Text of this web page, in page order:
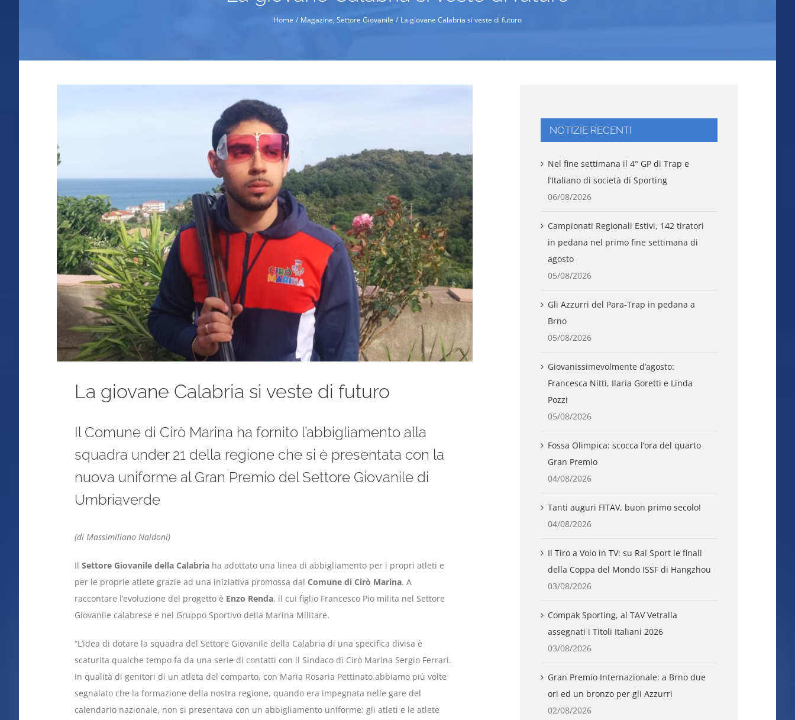
Home Magazine Settore Giovanile La giovane Calabria si veste di futuro
La giovane Calabria si veste di futuro
Il Comune di Cirò Marina ha fornito l’abbigliamento alla
squadra under 21 della regione che si è presentata con la
nuova uniforme al Gran Premio del Settore Giovanile di
Umbriaverde
(di Massimiliano Naldoni)
Il Settore Giovanile della Calabriaha adottato una linea di abbigliamento per i propri atleti e
per le proprie atlete grazie ad una iniziativa promossa dal Comune di Cirò Marina. A
raccontare l’evoluzione del progetto è Enzo Renda, il cui figlio Francesco Pio milita nel Settore
Giovanile calabrese e nel Gruppo Sportivo della Marina Militare.
“L’idea di dotare la squadra del Settore Giovanile della Calabria di una specifica divisa è
scaturita qualche tempo fa da una serie di contatti con il Sindaco di Cirò Marina Sergio Ferrari.
In qualità di genitori di un atleta del comparto, con Maria Rosaria Pettinato abbiamo più volte
segnalato che la formazione della nostra regione, quando era impegnata nelle gare del
calendario nazionale, non si presentava con un abbigliamento uniforme: gli atleti e le atlete
NOTIZIE RECENTI
Nel fine settimana il 4° GP di Trap e
l’Italiano di società di Sporting
06/08/2026
Campionati Regionali Estivi, 142 tiratori
in pedana nel primo fine settimana di
agosto
05/08/2026
Gli Azzurri del Para-Trap in pedana a
Brno
05/08/2026
Giovanissimevolmente d’agosto:
Francesca Nitti, Ilaria Goretti e Linda
Pozzi
05/08/2026
Fossa Olimpica: scocca l’ora del quarto
Gran Premio
04/08/2026
Tanti auguri FITAV, buon primo secolo!
04/08/2026
Il Tiro a Volo in TV: su Rai Sport le finali
della Coppa del Mondo ISSF di Hangzhou
03/08/2026
Compak Sporting, al TAV Vetralla
assegnati i Titoli Italiani 2026
03/08/2026
Gran Premio Internazionale: a Brno due
ori ed un bronzo per gli Azzurri
02/08/2026